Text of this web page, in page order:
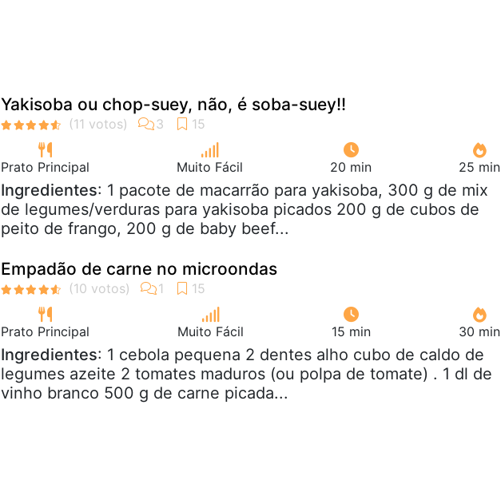
Yakisoba ou chop-suey, não, é soba-suey!!
Prato Principal Muito Fácil 20 min 25 min
Ingredientes: 1 pacote de macarrão para yakisoba, 300 g de mix
de legumes/verduras para yakisoba picados 200 g de cubos de
peito de frango, 200 g de baby beef...
Empadão de carne no microondas
Prato Principal Muito Fácil 15 min 30 min
Ingredientes: 1 cebola pequena 2 dentes alho cubo de caldo de
legumes azeite 2 tomates maduros (ou polpa de tomate) . 1 dl de
vinho branco 500 g de carne picada...